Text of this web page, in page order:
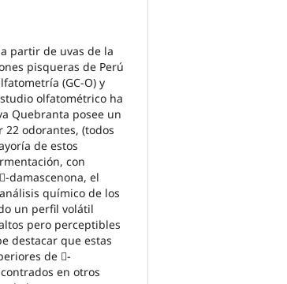
partir de uvas de la
pisqueras de Perú
(GC-O) y
olfatométrico ha
Quebranta posee un
odorantes, (todos
de estos
con
damascenona, el
químico de los
un perfil volátil
pero perceptibles
destacar que estas
de -
en otros